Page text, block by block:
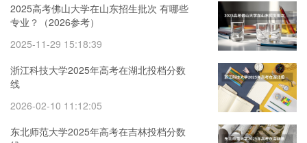
2025高考佛山大学在山东招生批次 有哪些
专业？（2026参考）
2025-11-29 15:18:39
浙江科技大学2025年高考在湖北投档分数
线
2026-02-10 11:12:05
东北师范大学2025年高考在吉林投档分数